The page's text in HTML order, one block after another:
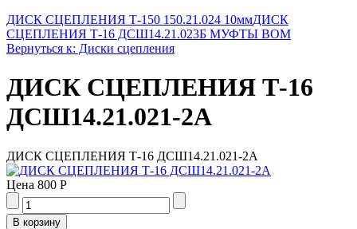
ДИСК СЦЕПЛЕНИЯ Т-150 150.21.024 10ммДИСК
СЦЕПЛЕНИЯ Т-16 ДСШ14.21.023Б МУФТЫ ВОМ
Вернуться к: Диски сцепления
ДИСК СЦЕПЛЕНИЯ Т-16
ДСШ14.21.021-2А
ДИСК СЦЕПЛЕНИЯ Т-16 ДСШ14.21.021-2А
Цена 800 Р